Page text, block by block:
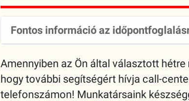
Fontos információ az
Amennyiben az Ön által választott hétre
hogy további segítségért hívja call-
telefonszámon! Munkatársaink